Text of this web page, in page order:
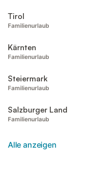
Tirol
Familienurlaub
Kärnten
Familienurlaub
Steiermark
Familienurlaub
Salzburger Land
Familienurlaub
Alle anzeigen